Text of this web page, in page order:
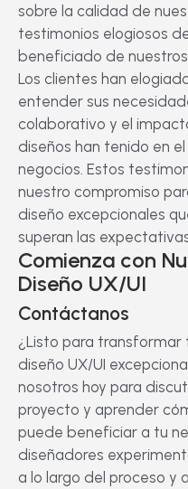
sobre la calidad de
testimonios elogiosos
beneficiado de nuestros
Los clientes han
entender sus
colaborativo y el
diseños han tenido en
negocios. Estos
nuestro compromiso
diseño excepcionales
superan las
Comienza con
Diseño UX/UI
Contáctanos
¿Listo para transformar
diseño UX/UI
nosotros hoy para
proyecto y aprender
puede beneficiar a tu
diseñadores
a lo largo del proceso y